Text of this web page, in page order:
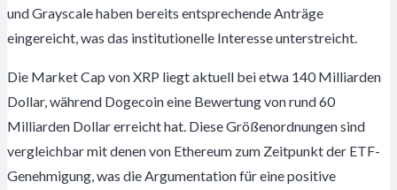
und Grayscale haben bereits entsprechende Anträge
eingereicht, was das institutionelle Interesse unterstreicht.
Die Market Cap von XRP liegt aktuell bei etwa 140 Milliarden
Dollar, während Dogecoin eine Bewertung von rund 60
Milliarden Dollar erreicht hat. Diese Größenordnungen sind
vergleichbar mit denen von Ethereum zum Zeitpunkt der ETF-
Genehmigung, was die Argumentation für eine positive